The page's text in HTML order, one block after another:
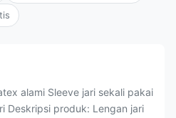
alami Sleeve jari sekali pakai
Deskripsi produk: Lengan jari